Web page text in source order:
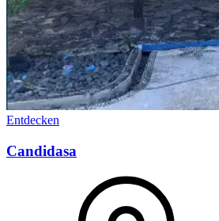
Entdecken
Candidasa